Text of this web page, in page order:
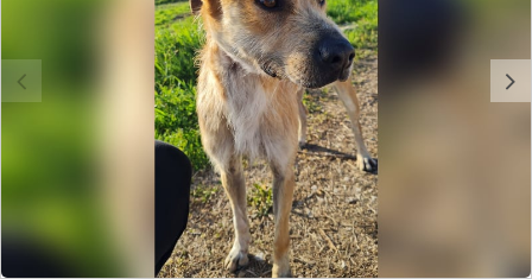
c d